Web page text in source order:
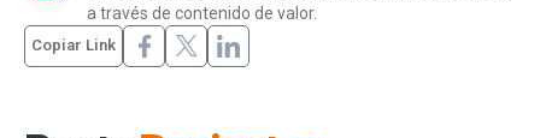
a través de contenido de valor.
Copiar Link